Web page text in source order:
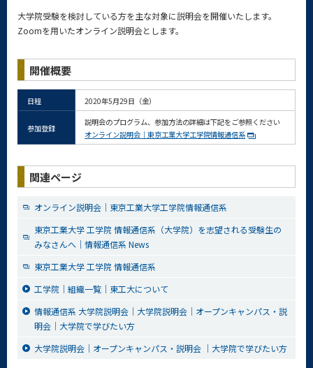
大学院受験を検討している方を主な対象に説明会を開催いたします。
Zoomを用いたオンライン説明会とします。
開催概要
日程 2020年5月29日（金）
参加登録
説明会のプログラム、参加方法の詳細は下記をご参照ください
オンライン説明会｜東京工業大学工学院情報通信系
関連ページ
オンライン説明会｜東京工業大学工学院情報通信系
東京工業大学 工学院 情報通信系（大学院）を志望される受験生の
みなさんへ｜情報通信系 News
東京工業大学 工学院 情報通信系
工学院｜組織一覧｜東工大について
情報通信系 大学院説明会｜大学院説明会｜オープンキャンパス・説
明会｜大学院で学びたい方
大学院説明会｜オープンキャンパス・説明会 ｜大学院で学びたい方